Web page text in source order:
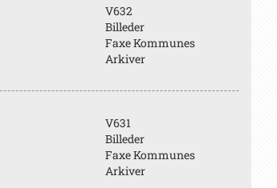
V632
Billeder
Faxe Kommunes
Arkiver
V631
Billeder
Faxe Kommunes
Arkiver